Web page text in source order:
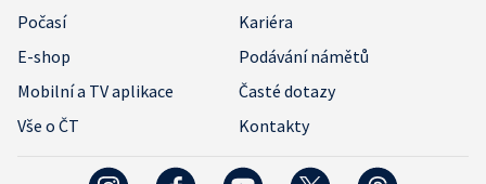
Počasí
Kariéra
E-shop
Podávání námětů
Mobilní a TV aplikace
Časté dotazy
Vše o ČT
Kontakty